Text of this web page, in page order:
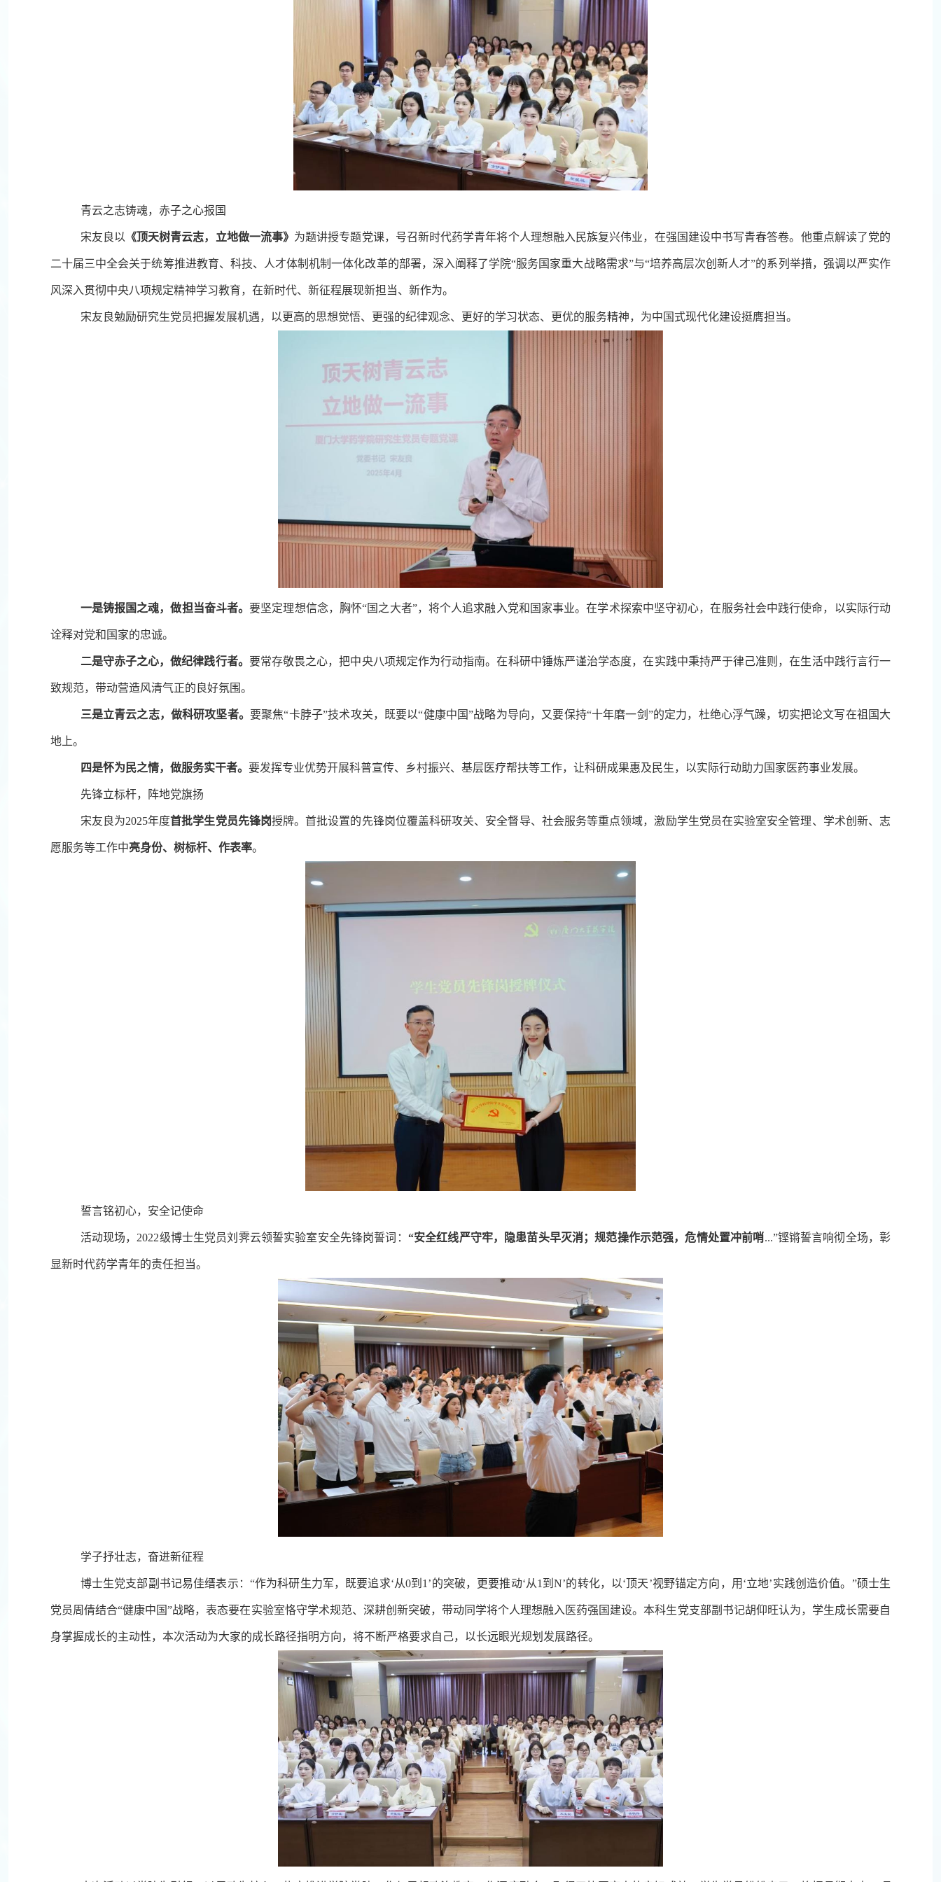
青云之志铸魂，赤子之心报国
宋友良以 《顶天树青云志，立地做一流事》 为题讲授专题党课，号召新时代药学青年将个人理想融入民族复兴伟业，在强国建设中书写青春答卷。 他重点解读了党的
二十届三中全会关于统筹推进教育、科技、人才体制机制一体化改革的部署， 深入阐释了学院“服务国家重大战略需求”与“培养高层次创新人才”的系列举措，强调以严实作
风深入贯彻中央八项规定精神学习教育，在新时代、新征程展现新担当、新作为。
宋友良勉励研究生党员把握发展机遇，以更高的思想觉悟、更强的纪律观念、更好的学习状态、更优的服务精神，为中国式现代化建设挺膺担当。
一是铸报国之魂，做担当奋斗者。要坚定理想信念，胸怀“国之大者”，将个人追求融入党和国家事业。在学术探索中坚守初心，在服务社会中践行使命，以实际行动
诠释对党和国家的忠诚。
二是守赤子之心，做纪律践行者。 要常存敬畏之心，把中央八项规定作为行动指南。在科研中锤炼严谨治学态度，在实践中秉持严于律己准则，在生活中践行言行一
致规范，带动营造风清气正的良好氛围。
三是立青云之志，做科研攻坚者。 要聚焦“卡脖子”技术攻关，既要以“健康中国”战略为导向，又要保持“十年磨一剑”的定力，杜绝心浮气躁，切实把论文写在祖国大
地上。
四是怀为民之情，做服务实干者。 要发挥专业优势开展科普宣传、乡村振兴、基层医疗帮扶等工作，让科研成果惠及民生，以实际行动助力国家医药事业发展。
先锋立标杆，阵地党旗扬
宋友良为2025年度首批学生党员先锋岗授牌。首批设置的先锋岗位覆盖科研攻关、安全督导、社会服务等重点领域，激励学生党员在实验室安全管理、学术创新、志
愿服务等工作中亮身份、树标杆、作表率。
誓言铭初心，安全记使命
活动现场，2022级博士生党员刘霁云领誓实验室安全先锋岗誓词： “安全红线严守牢，隐患苗头早灭消；规范操作示范强，危情处置冲前哨...”铿锵誓言响彻全场，彰
显新时代药学青年的责任担当。
学子抒壮志，奋进新征程
博士生党支部副书记易佳缙表示：“作为科研生力军，既要追求‘从0到1’的突破，更要推动‘从1到N’的转化，以‘顶天’视野锚定方向，用‘立地’实践创造价值。”硕士生
党员周倩结合“健康中国”战略，表态要在实验室恪守学术规范、深耕创新突破，带动同学将个人理想融入医药强国建设。本科生党支部副书记胡仰旺认为，学生成长需要自
身掌握成长的主动性，本次活动为大家的成长路径指明方向，将不断严格要求自己，以长远眼光规划发展路径。